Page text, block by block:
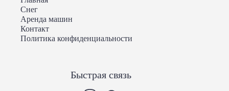
Снег
Аренда машин
Контакт
Политика конфиденциальности
Быстрая связь